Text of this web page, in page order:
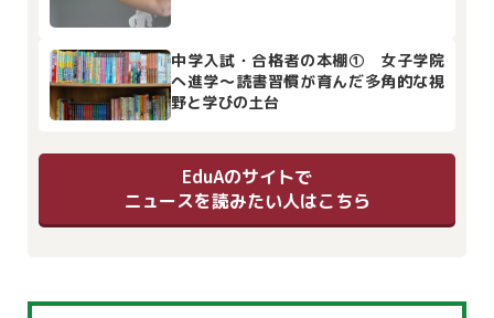
中学入試・合格者の本棚① 女子学院
へ進学～読書習慣が育んだ多角的な視
野と学びの土台
EduAのサイトで
ニュースを読みたい人はこちら